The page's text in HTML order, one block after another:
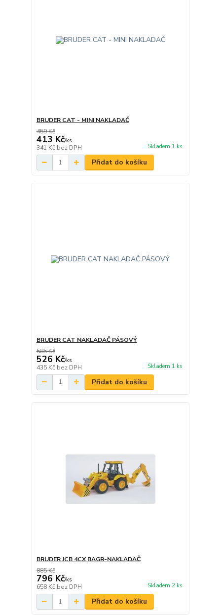
BRUDER CAT - MINI NAKLADAČ
459 Kč
413 Kč/ks
341 Kč bez DPH Skladem 1 ks
Přidat do košíku
BRUDER CAT NAKLADAČ PÁSOVÝ
585 Kč
526 Kč/ks
435 Kč bez DPH Skladem 1 ks
Přidat do košíku
BRUDER JCB 4CX BAGR-NAKLADAČ
885 Kč
796 Kč/ks
658 Kč bez DPH Skladem 2 ks
Přidat do košíku